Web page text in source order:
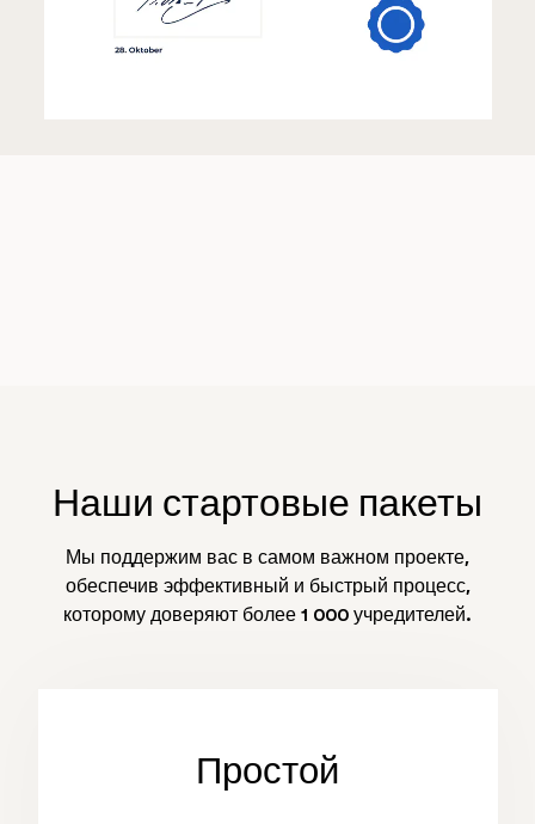
Наши стартовые пакеты
Мы поддержим вас в самом важном проекте,
обеспечив эффективный и быстрый процесс,
которому доверяют более 1 000 учредителей.
Простой